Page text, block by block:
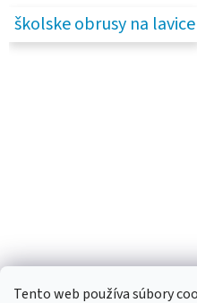
Tento web používa súbory
školske obrusy na lavice